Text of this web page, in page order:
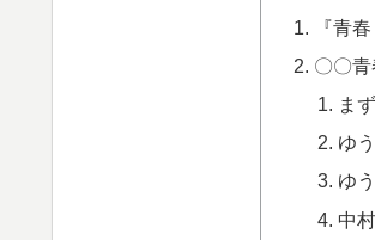
『青
〇〇
ま
ゆ
ゆ
中